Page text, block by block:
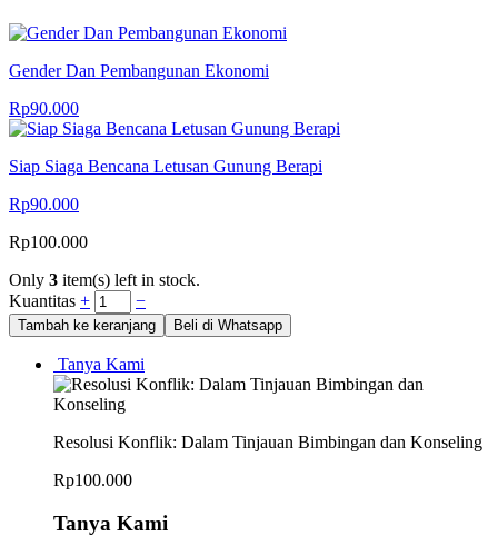
Gender Dan Pembangunan Ekonomi
Rp90.000
Siap Siaga Bencana Letusan Gunung Berapi
Rp90.000
Rp100.000
Only 3 item(s) left in stock.
Kuantitas + −
Tambah ke keranjang Beli di Whatsapp
Tanya Kami
Resolusi Konflik: Dalam Tinjauan Bimbingan dan Konseling
Rp100.000
Tanya Kami